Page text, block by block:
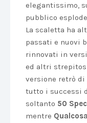
elegantissimo,
pubblico
La scaletta ha
passati e nuovi
rinnovati in
ed altri
versione retrò di
tutto i successi
soltanto 50
mentre